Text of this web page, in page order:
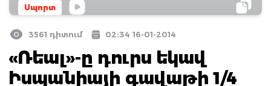
Սպորտ
3561 դիտում 02:34 16-01-2014
«Ռեալ»-ը դուրս եկավ
Իսպանիայի գավաթի 1/4